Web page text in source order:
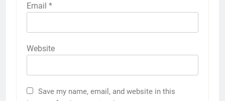
Email *
Website
Save my name, email, and website in this